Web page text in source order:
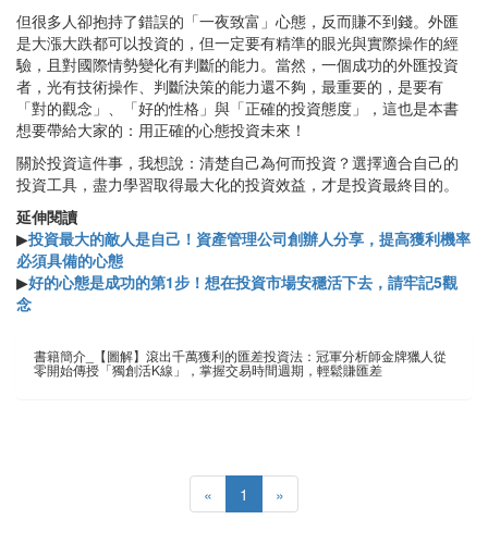
但很多人卻抱持了錯誤的「一夜致富」心態，反而賺不到錢。外匯
是大漲大跌都可以投資的，但一定要有精準的眼光與實際操作的經
驗，且對國際情勢變化有判斷的能力。當然，一個成功的外匯投資
者，光有技術操作、判斷決策的能力還不夠，最重要的，是要有
「對的觀念」、「好的性格」與「正確的投資態度」，這也是本書
想要帶給大家的：用正確的心態投資未來！
關於投資這件事，我想說：清楚自己為何而投資？選擇適合自己的
投資工具，盡力學習取得最大化的投資效益，才是投資最終目的。
延伸閱讀
▶投資最大的敵人是自己！資產管理公司創辦人分享，提高獲利機率
必須具備的心態
▶好的心態是成功的第1步！想在投資市場安穩活下去，請牢記5觀
念
書籍簡介_【圖解】滾出千萬獲利的匯差投資法：冠軍分析師金牌獵人從
零開始傳授「獨創活K線」，掌握交易時間週期，輕鬆賺匯差
« 1 »